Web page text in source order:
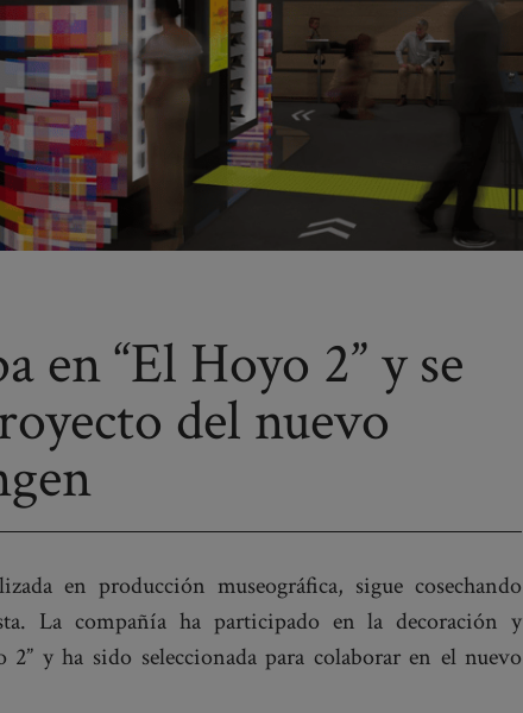
en “El Hoyo 2” y se
del nuevo
en producción museográfica, sigue cosechando
La compañía ha participado en la decoración y
y ha sido seleccionada para colaborar en el nuevo